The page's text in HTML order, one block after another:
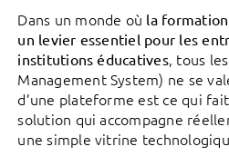
Dans un monde où la
un levier essentiel pour les
institutions éducatives, tous
Management System) ne se
d’une plateforme est ce qui
solution qui accompagne
une simple vitrine